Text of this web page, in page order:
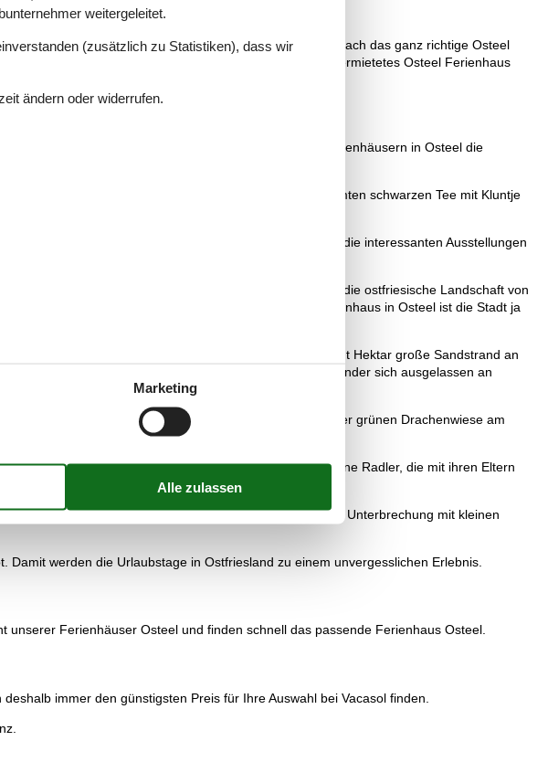
anbieten.
einen Überblick über alle Angebote verschaffen und einfach das ganz richtige Osteel
Vorteile, die Sie bekommen, wenn Sie bei Vacasol ein vermietetes Osteel Ferienhaus
nur 30 Minuten Autofahrt erreichen Gäste aus den Ferienhäusern in Osteel die
unbedingt die traditionelle Friesentorte und den berühmten schwarzen Tee mit Kluntje
Besuch abstatten. Mit allen Sinnen können Kinder hier die interessanten Ausstellungen
die Fahrt durch Schleusen bis nach Emden. So kann die ostfriesische Landschaft von
nicht an einem Tag zu realisieren. Aber von einem Ferienhaus in Osteel ist die Stadt ja
nur in den Sommermonaten viel zu erleben. Der acht Hektar große Sandstrand an
und Sonnenbaden der Eltern bereit, während die Kinder sich ausgelassen an
kommen die Drachenfreunde zu ihrem Recht. Auf einer grünen Drachenwiese am
es keine anstrengenden Steigungen. Ideal auch für kleine Radler, die mit ihren Eltern
direkt längs des Deiches, auf dem die Schafe grasen.
für die Pausen unterwegs einzupacken. Nach einer Unterbrechung mit kleinen
werden die Urlaubstage in Ostfriesland zu einem unvergesslichen Erlebnis.
Ferienhäuser Osteel und finden schnell das passende Ferienhaus Osteel.
immer den günstigsten Preis für Ihre Auswahl bei Vacasol finden.
weitergeleitet.
(zusätzlich zu Statistiken), dass wir
ändern oder widerrufen.
Marketing